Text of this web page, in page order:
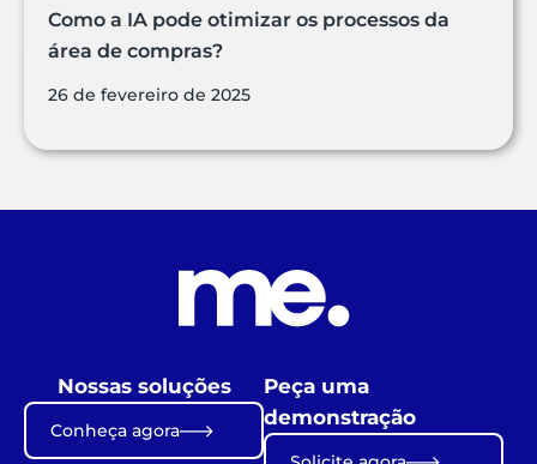
Como a IA pode otimizar os processos da
área de compras?
26 de fevereiro de 2025
Nossas soluções
Conheça agora
Peça uma
demonstração